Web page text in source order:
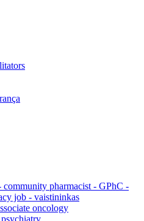
community pharmacist - GPhC -
job - vaistininkas
oncology